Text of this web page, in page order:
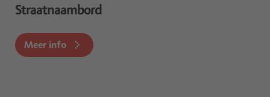
Straatnaambord
Meer info